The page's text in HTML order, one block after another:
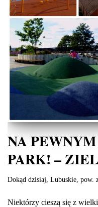
NA
PARK! –
Dokąd dzisiaj Lubuskie pow.
Niektórzy cieszą się z